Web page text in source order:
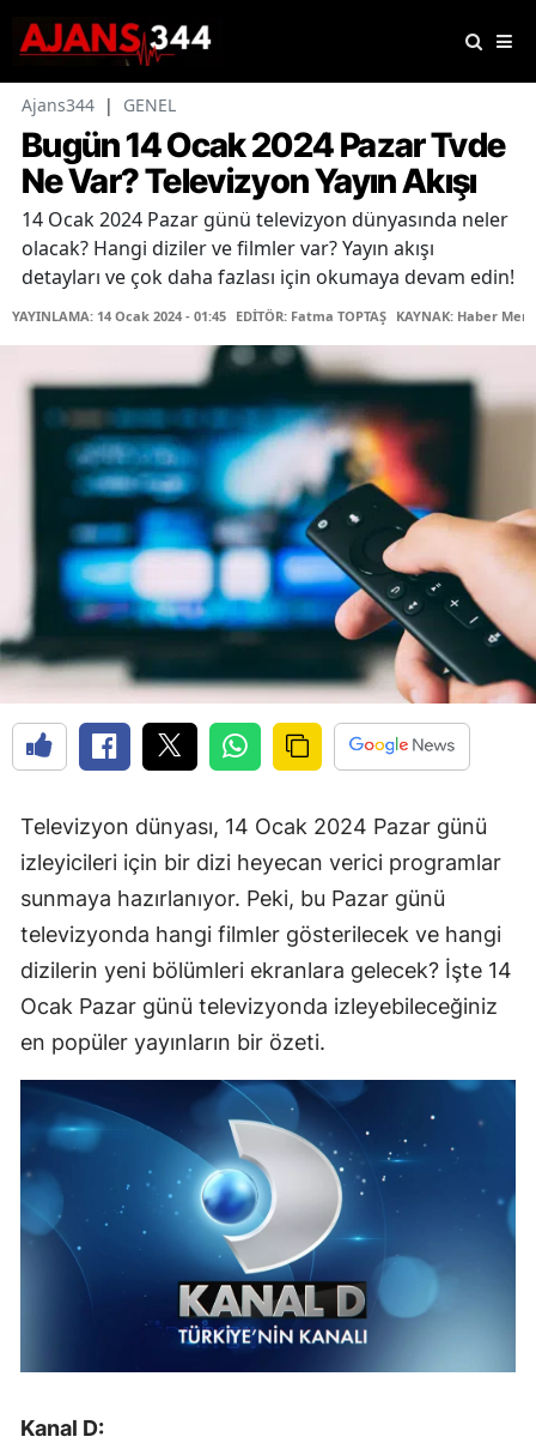
Ajans344 | GENEL
Bugün 14 Ocak 2024 Pazar Tvde
Ne Var? Televizyon Yayın Akışı
14 Ocak 2024 Pazar günü televizyon dünyasında neler
olacak? Hangi diziler ve filmler var? Yayın akışı
detayları ve çok daha fazlası için okumaya devam edin!
YAYINLAMA: 14 Ocak 2024 - 01:45 EDİTÖR: Fatma TOPTAŞ KAYNAK: Haber
Televizyon dünyası, 14 Ocak 2024 Pazar günü
izleyicileri için bir dizi heyecan verici programlar
sunmaya hazırlanıyor. Peki, bu Pazar günü
televizyonda hangi filmler gösterilecek ve hangi
dizilerin yeni bölümleri ekranlara gelecek? İşte 14
Ocak Pazar günü televizyonda izleyebileceğiniz
en popüler yayınların bir özeti.
Kanal D: